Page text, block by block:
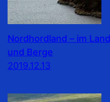
Nordhordland – im
und Berge
2019.12.13